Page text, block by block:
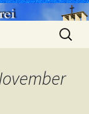
Suchen
nach: